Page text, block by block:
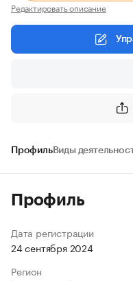
Редактировать описание
ПрофильВиды
Профиль
Дата регистрации
24 сентября 2024
Регион